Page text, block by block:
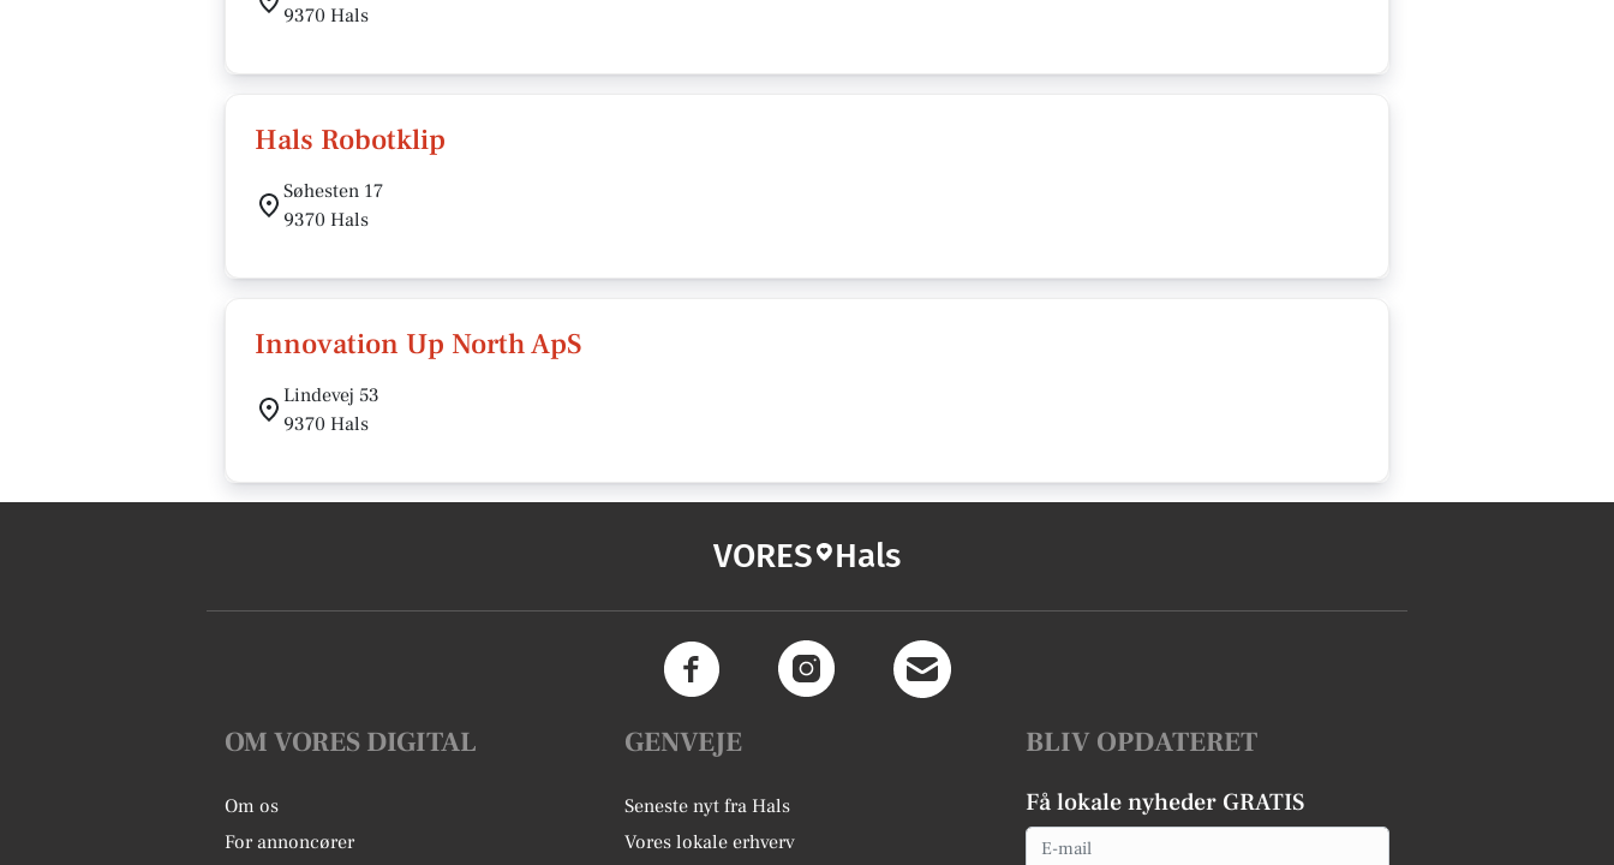
9370 Hals
Hals Robotklip
Søhesten 17
9370 Hals
Innovation Up North ApS
Lindevej 53
9370 Hals
VORES Hals
OM VORES DIGITAL
Om os
For annoncører
GENVEJE
Seneste nyt fra Hals
Vores lokale erhverv
BLIV OPDATERET
Få lokale nyheder GRATIS
Email